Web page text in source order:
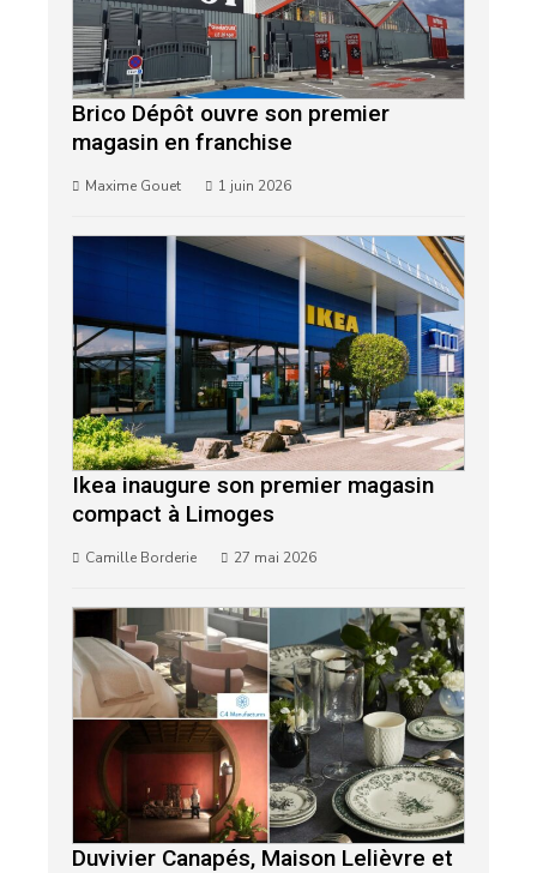
Brico Dépôt ouvre son premier
magasin en franchise
Maxime Gouet 1 juin 2026
Ikea inaugure son premier magasin
compact à Limoges
Camille Borderie 27 mai 2026
Duvivier Canapés, Maison Lelièvre et